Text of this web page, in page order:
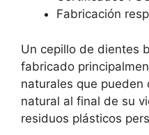
Fabricación
Un cepillo de dientes
fabricado
naturales que pueden
natural al final de su
residuos plásticos